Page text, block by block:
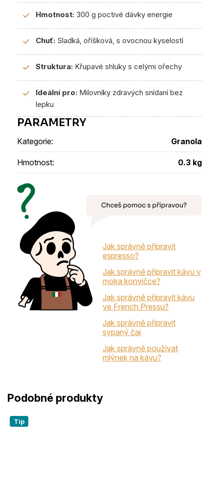
✓ Hmotnost: 300 g poctivé dávky energie
✓ Chuť: Sladká, oříšková, s ovocnou kyselostí
✓ Struktura: Křupavé shluky s celými ořechy
✓ Ideální pro: Milovníky zdravých snídaní bez
lepku
Kategorie: Granola
Hmotnost: 0.3 kg
Jak správně připravit
espresso?
Jak správně připravit kávu v
moka konvičce?
Jak správně připravit kávu
ve French Pressu?
Jak správně připravit
sypaný čaj
Jak správně používat
mlýnek na kávu?
Tip